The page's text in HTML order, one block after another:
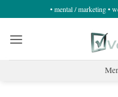
to
content
• mental / marketing •